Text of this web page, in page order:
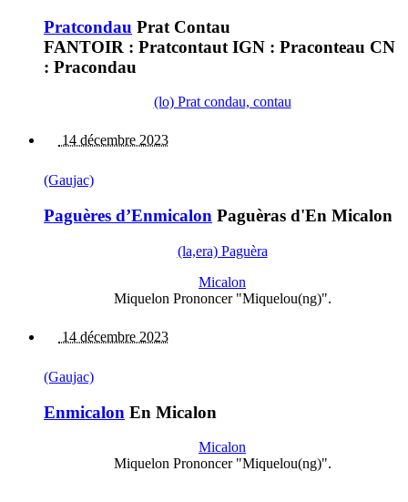
Pratcondau Prat Contau
FANTOIR : Pratcontaut IGN : Praconteau CN
: Pracondau
(lo) Prat condau, contau
14 décembre 2023
(Gaujac)
Paguères d’Enmicalon Paguèras d'En Micalon
(la,era) Paguèra
Micalon
Miquelon Prononcer "Miquelou(ng)".
14 décembre 2023
(Gaujac)
Enmicalon En Micalon
Micalon
Miquelon Prononcer "Miquelou(ng)".